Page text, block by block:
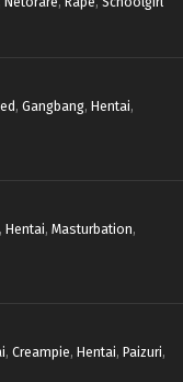
, Gangbang, Hentai,
, Hentai, Masturbation,
, Creampie, Hentai, Paizuri,